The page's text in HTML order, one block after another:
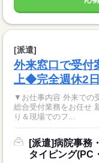
[派遣]
外来窓口で受付
上◆完全週休2
▼お仕事内容 外来での
総合受付業務をお任せ
り＆現場でのフ...
[派遣]病院事務
タイピング(PC